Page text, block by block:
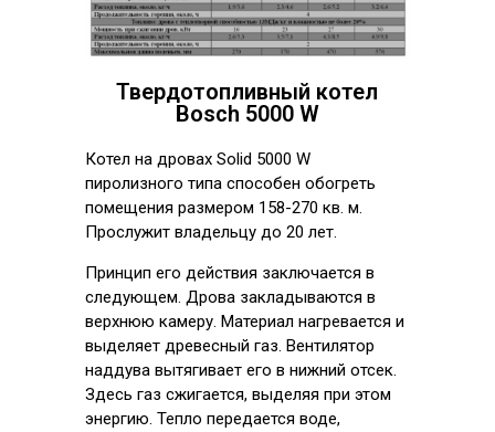
Твердотопливный котел
Bosch 5000 W
Котел на дровах Solid 5000 W
пиролизного типа способен обогреть
помещения размером 158-270 кв. м.
Прослужит владельцу до 20 лет.
Принцип его действия заключается в
следующем. Дрова закладываются в
верхнюю камеру. Материал нагревается и
выделяет древесный газ. Вентилятор
наддува вытягивает его в нижний отсек.
Здесь газ сжигается, выделяя при этом
энергию. Тепло передается воде,